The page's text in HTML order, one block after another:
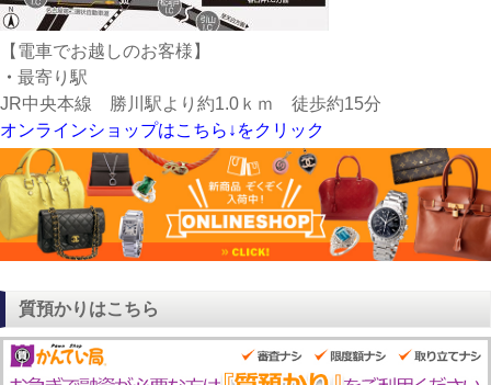
【電車でお越しのお客様】
・ 最寄り駅
JR中央本線 勝川駅より約1.0ｋｍ 徒歩約15分
オンラインショップはこちら↓をクリック
質預かりはこちら